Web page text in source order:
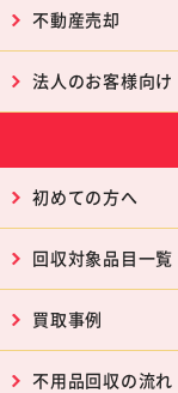
不動産売却
法人のお客様向け
初めての方へ
回収対象品目一覧
買取事例
不用品回収の流れ